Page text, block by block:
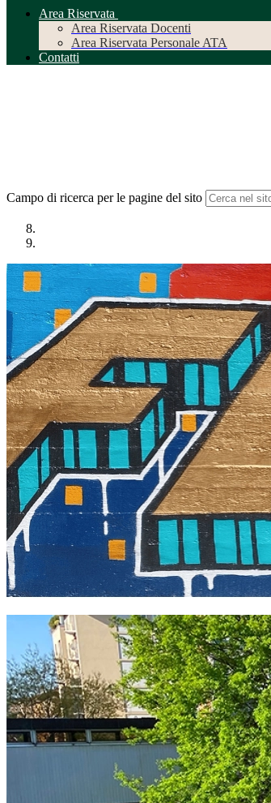
Area Riservata
Area Riservata Docenti
Area Riservata Personale ATA
Contatti
Campo di ricerca per le pagine del sito